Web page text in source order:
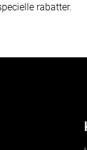
rabatter.